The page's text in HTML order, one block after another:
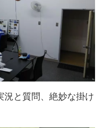
と質問、絶妙な掛け